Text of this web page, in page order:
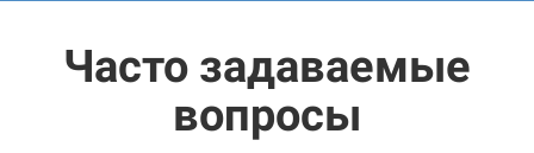
Часто задаваемые
вопросы